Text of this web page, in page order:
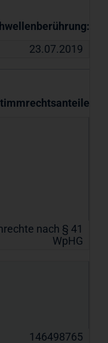
23.07.2019
nach § 41
WpHG
146498765